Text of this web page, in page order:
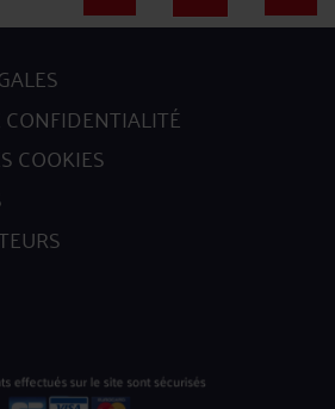
COOKIES